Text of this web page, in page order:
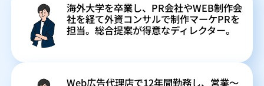
海外大学を卒業し、PR会社やWEB制作会
社を経て外資コンサルで制作マーケPRを
担当。総合提案が得意なディレクター。
Web広告代理店で12年間勤務し、営業〜